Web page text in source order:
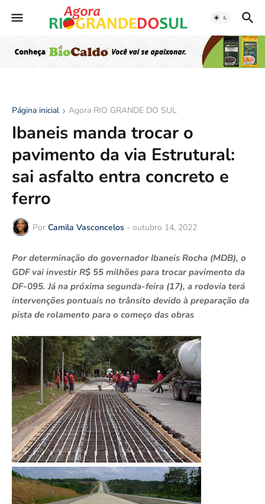
Página inicial Agora RIO GRANDE DO SUL
Ibaneis manda trocar o
pavimento da via Estrutural:
sai asfalto entra concreto e
ferro
Por Camila Vasconcelos - outubro 14, 2022
Por determinação do governador Ibaneis Rocha (MDB), o
GDF vai investir R$ 55 milhões para trocar pavimento da
DF-095. Já na próxima segunda-feira (17), a rodovia terá
intervenções pontuais no trânsito devido à preparação da
pista de rolamento para o começo das obras